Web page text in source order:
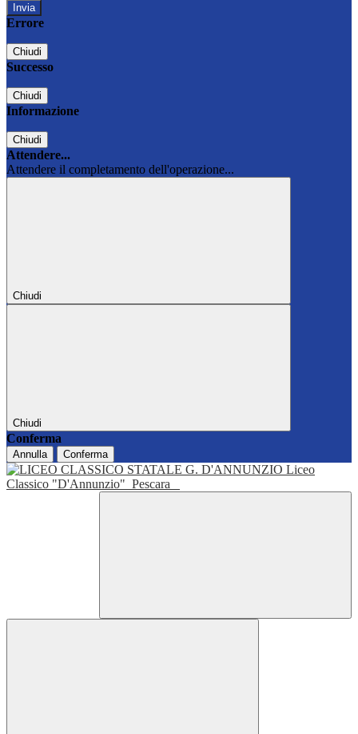
Errore
Chiudi
Successo
Chiudi
Informazione
Chiudi
Attendere...
Attendere il completamento dell'operazione...
Chiudi
Chiudi
Conferma
Annulla Conferma
Liceo
Classico "D'Annunzio" Pescara